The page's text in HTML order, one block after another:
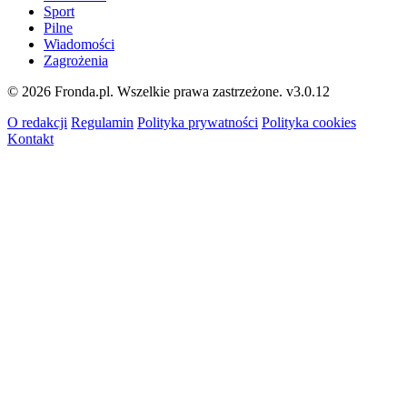
Sport
Pilne
Wiadomości
Zagrożenia
© 2026 Fronda.pl. Wszelkie prawa zastrzeżone. v3.0.12
O redakcji Regulamin Polityka prywatności Polityka cookies
Kontakt